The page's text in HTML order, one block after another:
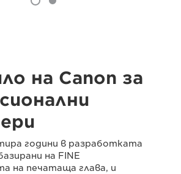
на Canon за
години в разработката
на FINE
на печатаща глава, и